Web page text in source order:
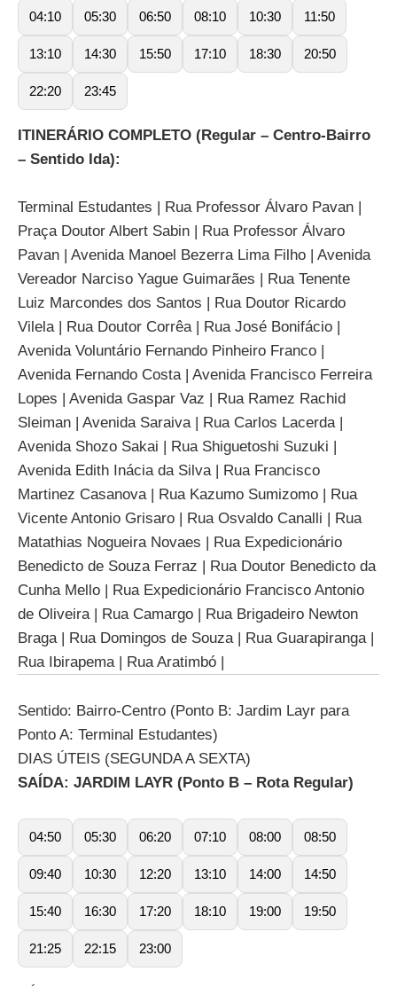
04:10 05:30 06:50 08:10 10:30 11:50
13:10 14:30 15:50 17:10 18:30 20:50
22:20 23:45
ITINERÁRIO COMPLETO (Regular – Centro-Bairro
– Sentido Ida):
Terminal Estudantes | Rua Professor Álvaro Pavan |
Praça Doutor Albert Sabin | Rua Professor Álvaro
Pavan | Avenida Manoel Bezerra Lima Filho | Avenida
Vereador Narciso Yague Guimarães | Rua Tenente
Luiz Marcondes dos Santos | Rua Doutor Ricardo
Vilela | Rua Doutor Corrêa | Rua José Bonifácio |
Avenida Voluntário Fernando Pinheiro Franco |
Avenida Fernando Costa | Avenida Francisco Ferreira
Lopes | Avenida Gaspar Vaz | Rua Ramez Rachid
Sleiman | Avenida Saraiva | Rua Carlos Lacerda |
Avenida Shozo Sakai | Rua Shiguetoshi Suzuki |
Avenida Edith Inácia da Silva | Rua Francisco
Martinez Casanova | Rua Kazumo Sumizomo | Rua
Vicente Antonio Grisaro | Rua Osvaldo Canalli | Rua
Matathias Nogueira Novaes | Rua Expedicionário
Benedicto de Souza Ferraz | Rua Doutor Benedicto da
Cunha Mello | Rua Expedicionário Francisco Antonio
de Oliveira | Rua Camargo | Rua Brigadeiro Newton
Braga | Rua Domingos de Souza | Rua Guarapiranga |
Rua Ibirapema | Rua Aratimbó |
Sentido: Bairro-Centro (Ponto B: Jardim Layr para
Ponto A: Terminal Estudantes)
DIAS ÚTEIS (SEGUNDA A SEXTA)
SAÍDA: JARDIM LAYR (Ponto B – Rota Regular)
04:50 05:30 06:20 07:10 08:00 08:50
09:40 10:30 12:20 13:10 14:00 14:50
15:40 16:30 17:20 18:10 19:00 19:50
21:25 22:15 23:00